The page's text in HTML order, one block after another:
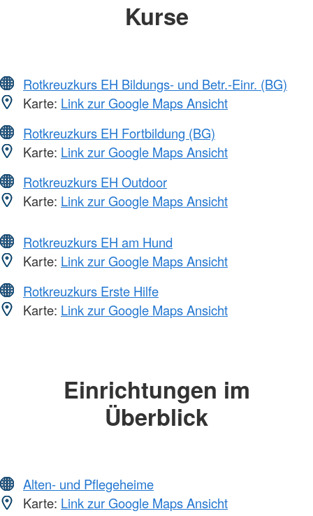
Kurse
Rotkreuzkurs EH Bildungs- und Betr.-Einr. (BG)
Karte: Link zur Google Maps Ansicht
Rotkreuzkurs EH Fortbildung (BG)
Karte: Link zur Google Maps Ansicht
Rotkreuzkurs EH Outdoor
Karte: Link zur Google Maps Ansicht
Rotkreuzkurs EH am Hund
Karte: Link zur Google Maps Ansicht
Rotkreuzkurs Erste Hilfe
Karte: Link zur Google Maps Ansicht
Einrichtungen im
Überblick
Alten- und Pflegeheime
Karte: Link zur Google Maps Ansicht